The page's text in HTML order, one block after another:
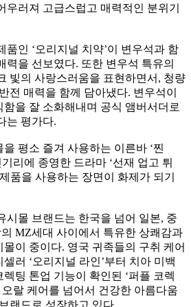
우러져 고급스럽고 매력적인 분위기
품인 ‘오리지널 치약’이 변우석과 함
력을 선보였다. 또한 변우석 특유의
빛의 사랑스러움을 표현하면서, 청량
전 매력을 함께 담아냈다. 변우석이
을 잘 소화해내며 공식 앰버서더로
는 평가다.
평소 즐겨 사용하는 이른바 ‘찐
리에 종영한 드라마 ‘선재 업고 튀
품을 사용하는 장면이 화제가 되기
시몰 브랜드는 한국을 넘어 일본, 중
MZ세대 사이에서 특유한 상쾌감과
이 중이다. 영국 귀족들의 구취 케어
러 ‘오리지널 라인’부터 치아 미백
팅 톤업 기능이 확인된 ‘퍼플 코렉
랄 케어를 넘어서 건강한 아름다움
랜드로 성장하고 있다.